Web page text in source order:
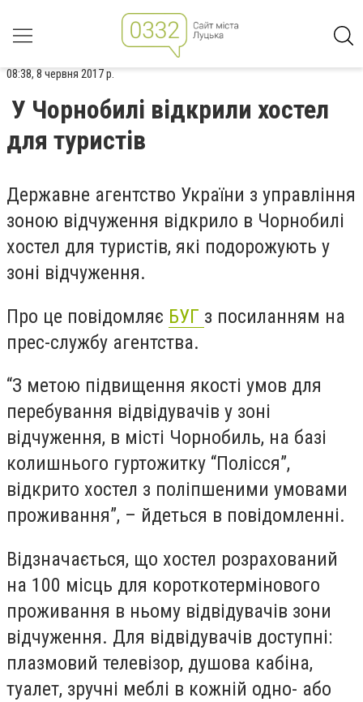
08:38, 8 червня 2017 р.
У Чорнобилі відкрили хостел
для туристів
Державне агентство України з управління
зоною відчуження відкрило в Чорнобилі
хостел для туристів, які подорожують у
зоні відчуження.
Про це повідомляє БУГ з посиланням на
прес-службу агентства.
“З метою підвищення якості умов для
перебування відвідувачів у зоні
відчуження, в місті Чорнобиль, на базі
колишнього гуртожитку “Полісся”,
відкрито хостел з поліпшеними умовами
проживання”, – йдеться в повідомленні.
Відзначається, що хостел розрахований
на 100 місць для короткотермінового
проживання в ньому відвідувачів зони
відчуження. Для відвідувачів доступні:
плазмовий телевізор, душова кабіна,
туалет, зручні меблі в кожній одно- або